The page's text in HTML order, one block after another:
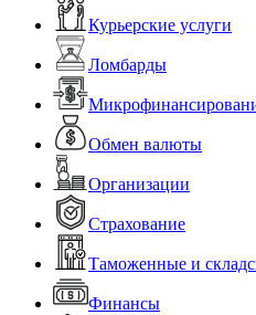
Курьерские услуги
Ломбарды
Обмен валюты
Организации
Страхование
Таможенные и
Финансы